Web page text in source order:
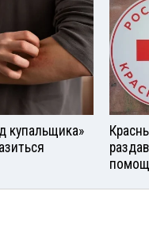
купальщика»